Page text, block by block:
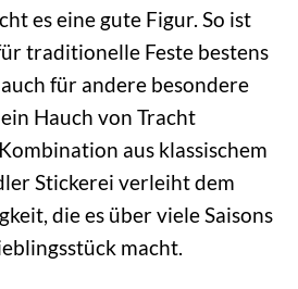
es eine gute Figur. So ist
traditionelle Feste bestens
für andere besondere
Hauch von Tracht
aus klassischem
Stickerei verleiht dem
die es über viele Saisons
macht.